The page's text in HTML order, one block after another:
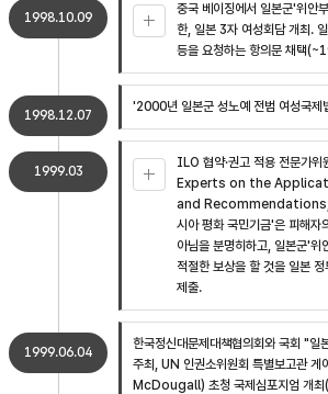
1998.10.09
중국 베이징에서 일본군'위안
한, 일본 3자 여성회담 개최.
등을 요청하는 항의문 채택
1998.12.07
'2000년 일본군 성노예 전범 여성국제
1999.03
ILO 협약·권고 적용 전문
Experts on the
and Recommendations,
시아 평화 국민기금'은 피해자
아님을 분명히하고, 일본군'위
적절한 보상을 할 것을 일본
제출.
1999.06.04
한국정신대문제대책협의회와 국회 "일
주최, UN 인권소위원회 특별보고관 게
McDougall) 초청 국제심포지엄 개